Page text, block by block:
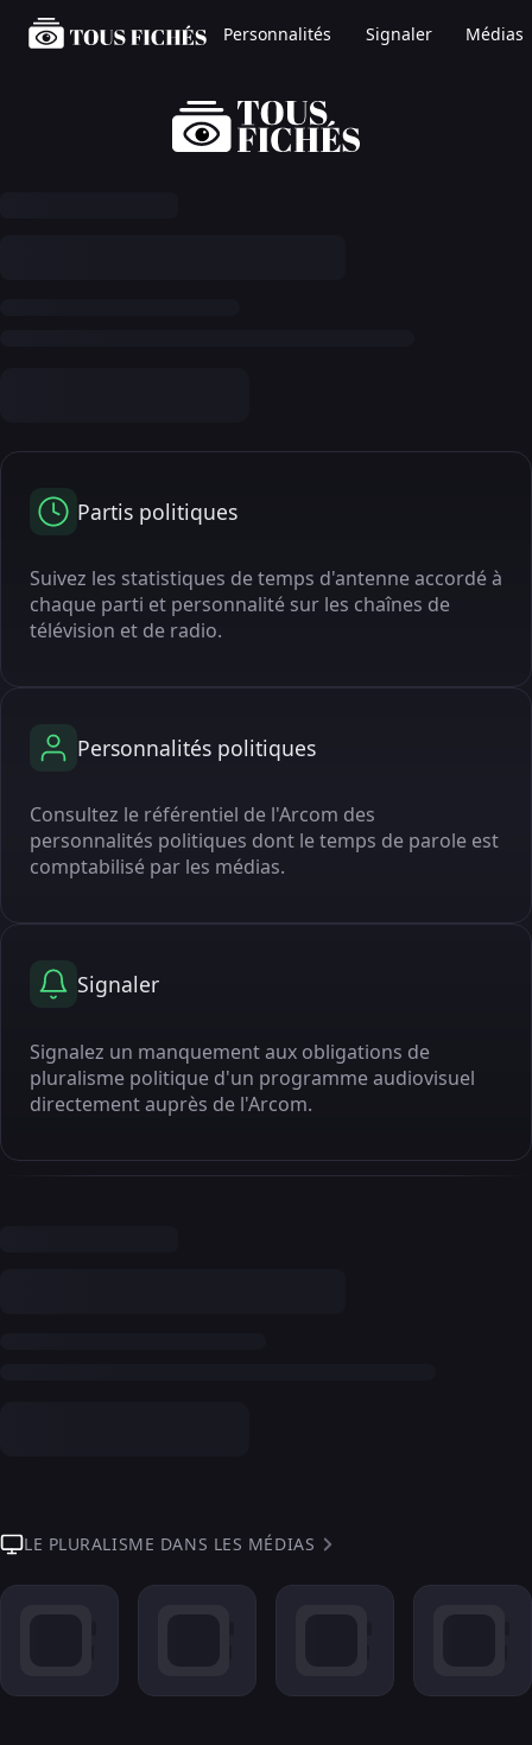
Personnalités Signaler Médias
Partis politiques
Suivez les statistiques de temps d'antenne accordé à
chaque parti et personnalité sur les chaînes de
télévision et de radio.
Personnalités politiques
Consultez le référentiel de l'Arcom des
personnalités politiques dont le temps de parole est
comptabilisé par les médias.
Signaler
Signalez un manquement aux obligations de
pluralisme politique d'un programme audiovisuel
directement auprès de l'Arcom.
LE PLURALISME DANS LES MÉDIAS